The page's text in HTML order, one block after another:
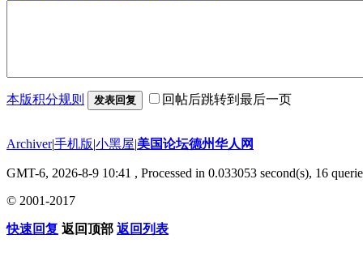
本版积分规则 发表回复 回帖后跳转到最后一页
Archiver|手机版|小黑屋|美国论坛德州华人网
GMT-6, 2026-8-9 10:41 , Processed in 0.033053 second(s), 16
© 2001-2017
快速回复 返回顶部 返回列表